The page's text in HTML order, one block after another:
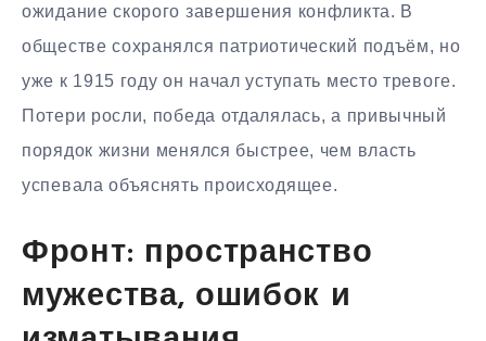
ожидание скорого завершения конфликта. В
обществе сохранялся патриотический подъём, но
уже к 1915 году он начал уступать место тревоге.
Потери росли, победа отдалялась, а привычный
порядок жизни менялся быстрее, чем власть
успевала объяснять происходящее.
Фронт: пространство
мужества, ошибок и